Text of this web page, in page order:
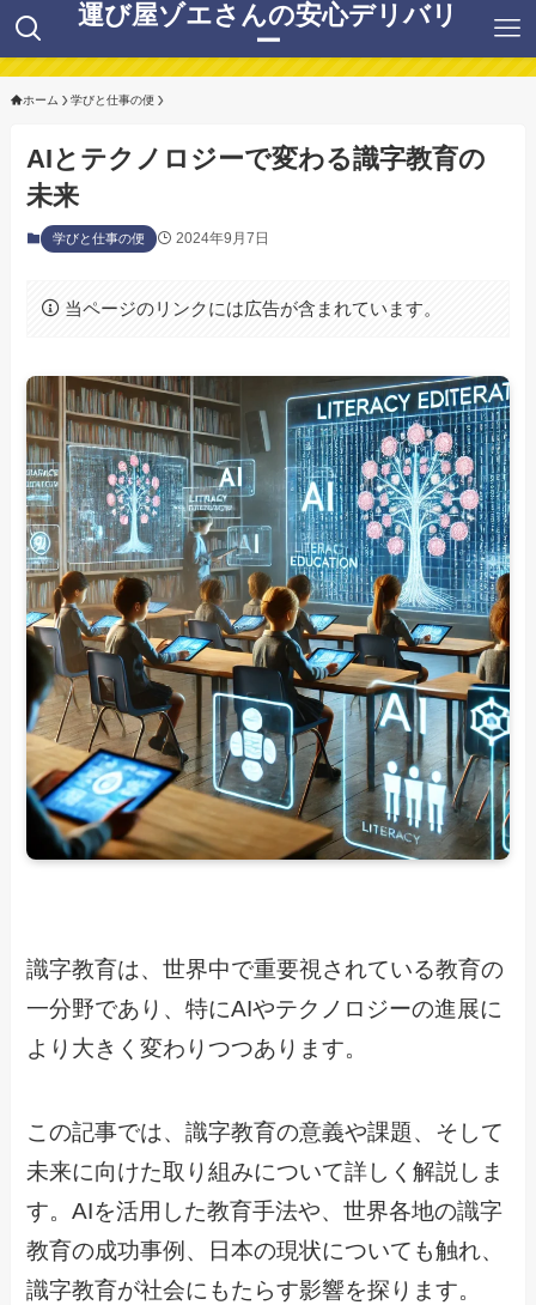
運び屋ゾエさんの安心デリバリ
ー
ホーム 学びと仕事の便
AIとテクノロジーで変わる識字教育の
未来
学びと仕事の便 2024年9月7日
当ページのリンクには広告が含まれています。
識字教育は、世界中で重要視されている教育の
一分野であり、特にAIやテクノロジーの進展に
より大きく変わりつつあります。
この記事では、識字教育の意義や課題、そして
未来に向けた取り組みについて詳しく解説しま
す。AIを活用した教育手法や、世界各地の識字
教育の成功事例、日本の現状についても触れ、
識字教育が社会にもたらす影響を探ります。